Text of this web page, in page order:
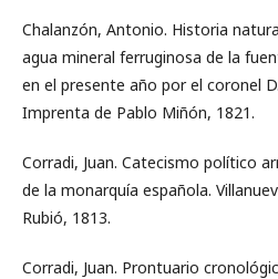
Chalanzón, Antonio. Historia
agua mineral ferruginosa de la
en el presente año por el coronel
Imprenta de Pablo Miñón, 1821.
Corradi, Juan. Catecismo político
de la monarquía española.
Rubió, 1813.
Corradi, Juan. Prontuario